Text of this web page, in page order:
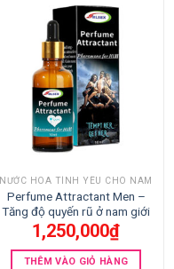
NƯỚC HOA TÌNH YÊU CHO NAM
Perfume Attractant Men –
Tăng độ quyến rũ ở nam giới
1,250,000₫
THÊM VÀO GIỎ HÀNG